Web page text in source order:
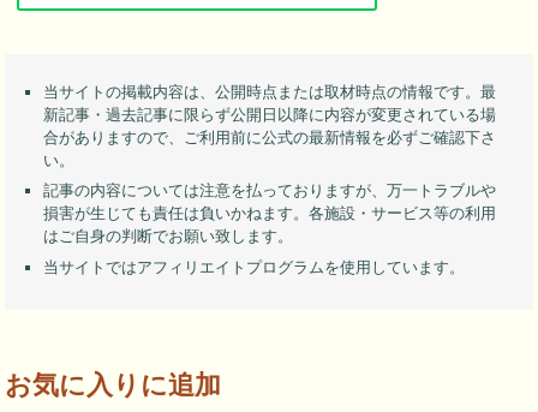
当サイトの掲載内容は、公開時点または取材時点の情報です。最
新記事・過去記事に限らず公開日以降に内容が変更されている場
合がありますので、ご利用前に公式の最新情報を必ずご確認下さ
い。
記事の内容については注意を払っておりますが、万一トラブルや
損害が生じても責任は負いかねます。各施設・サービス等の利用
はご自身の判断でお願い致します。
当サイトではアフィリエイトプログラムを使用しています。
お気に入りに追加